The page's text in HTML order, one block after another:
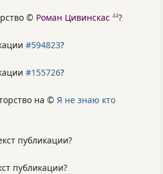
© Роман Цивинскас 44?
#594823?
#155726?
на © Я не знаю кто
публикации?
публикации?